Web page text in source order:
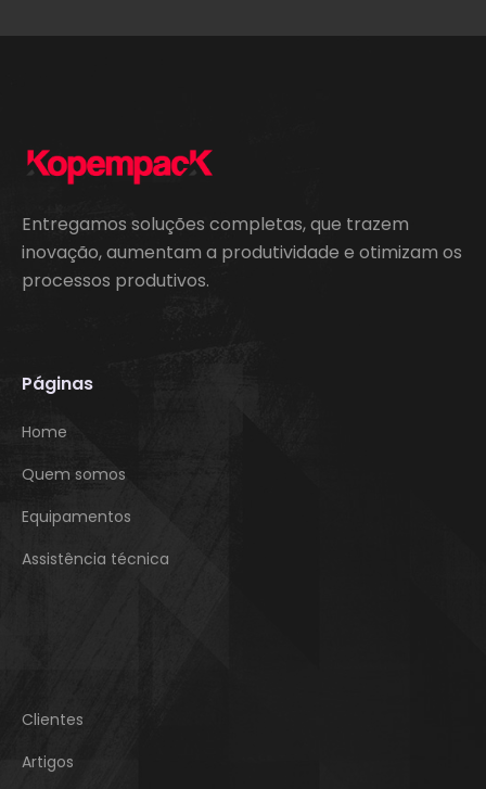
Entregamos soluções completas, que trazem
inovação, aumentam a produtividade e otimizam os
processos produtivos.
Páginas
Home
Quem somos
Equipamentos
Assistência técnica
Clientes
Artigos